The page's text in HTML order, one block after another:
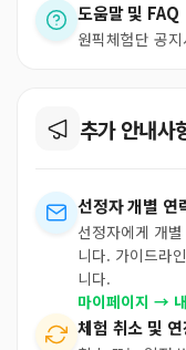
도움말 및 FAQ
원픽체험단 공
추가 안내사
선정자 개별 연
선정자에게 개
니다. 가이드라
니다.
마이페이지 →
체험 취소 및 연